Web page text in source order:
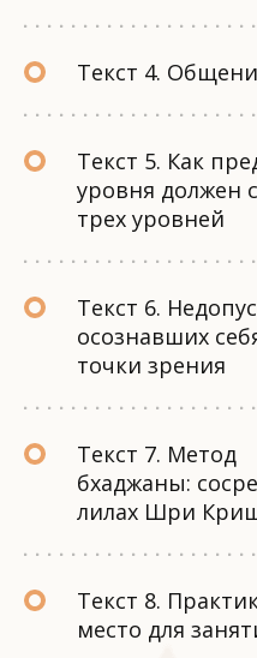
Текст 4.
Текст 5. Как
уровня должен
трех уровней
Текст 6.
осознавших
точки зрения
Текст 7. Метод
бхаджаны:
лилах Шри
Текст 8.
место для